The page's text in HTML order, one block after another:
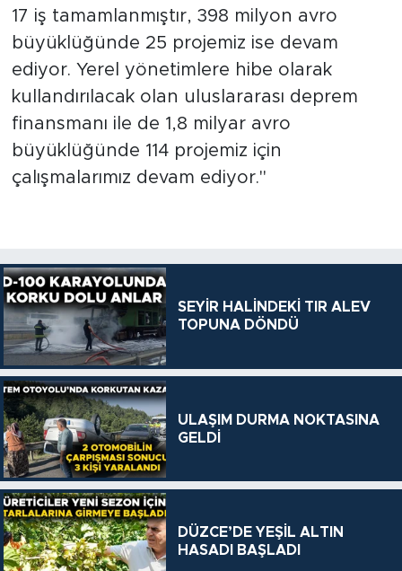
17 iş tamamlanmıştır, 398 milyon avro
büyüklüğünde 25 projemiz ise devam
ediyor. Yerel yönetimlere hibe olarak
kullandırılacak olan uluslararası deprem
finansmanı ile de 1,8 milyar avro
büyüklüğünde 114 projemiz için
çalışmalarımız devam ediyor."
SEYİR HALİNDEKİ TIR ALEV
TOPUNA DÖNDÜ
ULAŞIM DURMA NOKTASINA
GELDİ
DÜZCE’DE YEŞİL ALTIN
HASADI BAŞLADI